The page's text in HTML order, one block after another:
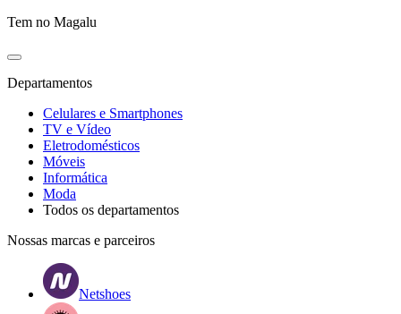
Tem no Magalu
Departamentos
Celulares e Smartphones
TV e Vídeo
Eletrodomésticos
Móveis
Informática
Moda
Todos os departamentos
Nossas marcas e parceiros
Netshoes